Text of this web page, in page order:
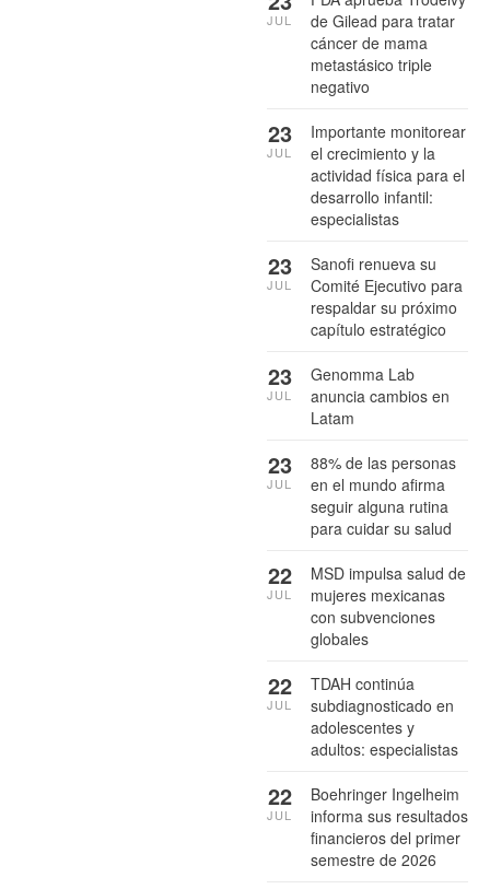
de Gilead para tratar
cáncer de mama
metastásico triple
negativo
JUL
Importante monitorear
el crecimiento y la
actividad física para el
desarrollo infantil:
especialistas
23
JUL
Sanofi renueva su
Comité Ejecutivo para
respaldar su próximo
capítulo estratégico
23
JUL
Genomma Lab
anuncia cambios en
Latam
23
JUL
88% de las personas
en el mundo afirma
seguir alguna rutina
para cuidar su salud
23
JUL
MSD impulsa salud de
mujeres mexicanas
con subvenciones
globales
22
JUL
TDAH continúa
subdiagnosticado en
adolescentes y
adultos: especialistas
22
JUL
Boehringer Ingelheim
informa sus resultados
financieros del primer
semestre de 2026
22
JUL